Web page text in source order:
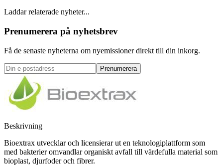
Laddar relaterade nyheter...
Prenumerera på nyhetsbrev
Få de senaste nyheterna om nyemissioner direkt till din inkorg.
Prenumerera
Beskrivning
Bioextrax utvecklar och licensierar ut en teknologiplattform som
med bakterier omvandlar organiskt avfall till värdefulla material som
bioplast, djurfoder och fibrer.